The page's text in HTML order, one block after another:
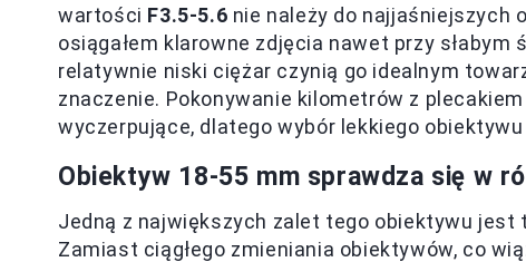
wartości F3.5-5.6 nie należy do najjaśniejszych
osiągałem klarowne zdjęcia nawet przy
relatywnie niski ciężar czynią go idealnym
znaczenie. Pokonywanie kilometrów z
wyczerpujące, dlatego wybór lekkiego
Obiektyw 18-55 mm sprawdza się w
Jedną z największych zalet tego obiektywu jest
Zamiast ciągłego zmieniania obiektywów, co